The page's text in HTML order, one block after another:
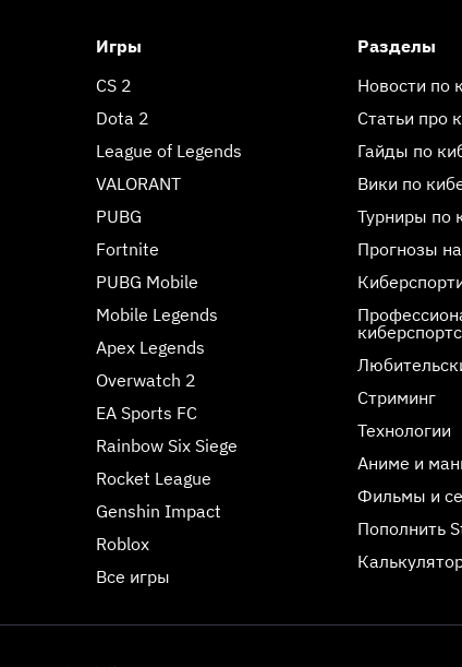
Игры
CS 2
Dota 2
League of Legends
VALORANT
PUBG
Fortnite
PUBG Mobile
Mobile Legends
Apex Legends
Overwatch 2
EA Sports FC
Rainbow Six Siege
Rocket League
Genshin Impact
Roblox
Все игры
Разделы
Новости по
Статьи про
Гайды по
Вики по
Турниры по
Прогнозы
Стриминг
Технологии
Аниме и
Фильмы и
Пополнить